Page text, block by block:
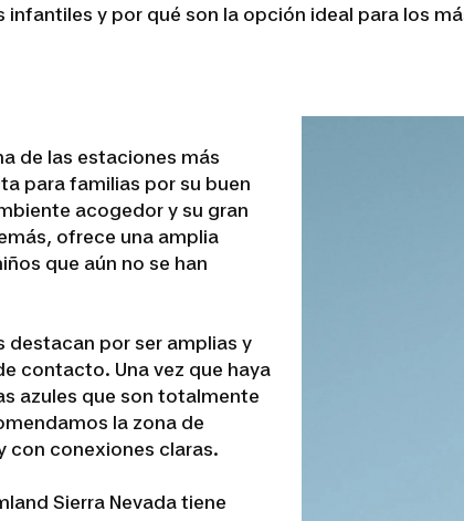
y por qué son la opción ideal para los
de las estaciones más
para familias por su buen
acogedor y su gran
ofrece una amplia
que aún no se han
destacan por ser amplias y
contacto. Una vez que haya
azules que son totalmente
la zona de
con conexiones claras.
Sierra Nevada tiene